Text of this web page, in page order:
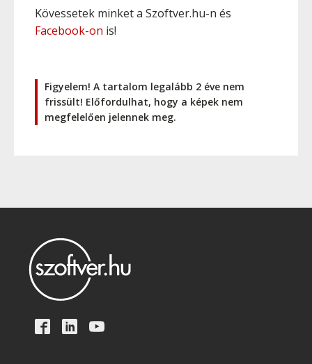
Kövessetek minket a Szoftver.hu-n és
Facebook-on is!
Figyelem! A tartalom legalább 2 éve nem
frissült! Előfordulhat, hogy a képek nem
megfelelően jelennek meg.